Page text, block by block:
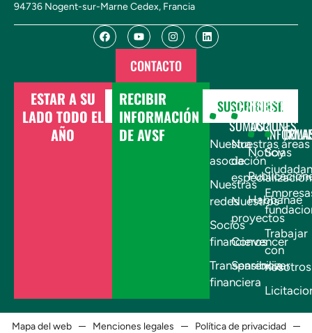
94736 Nogent-sur-Marne Cedex, Francia
CONTACTO
ESTAR A SU
LADO TODO EL
AÑO
DONAR
RECIBIR
INFORMACIÓN
DE AVSF
SUSCRIBIRSE
¿QUIÉNES
SOMOS?
Nuestra
asociación
Nuestras
redes
Socios
financieros
Transparencia
financiera
NUESTRAS
ACCIONES
Nuestras áreas
de
especialización
Nuestros
proyectos
Convencer
Sensibilizar
Noticias
Habbanae
Soy
Trabajar
con
nosotros
Mapa del web Menciones legales
Política de privacidad